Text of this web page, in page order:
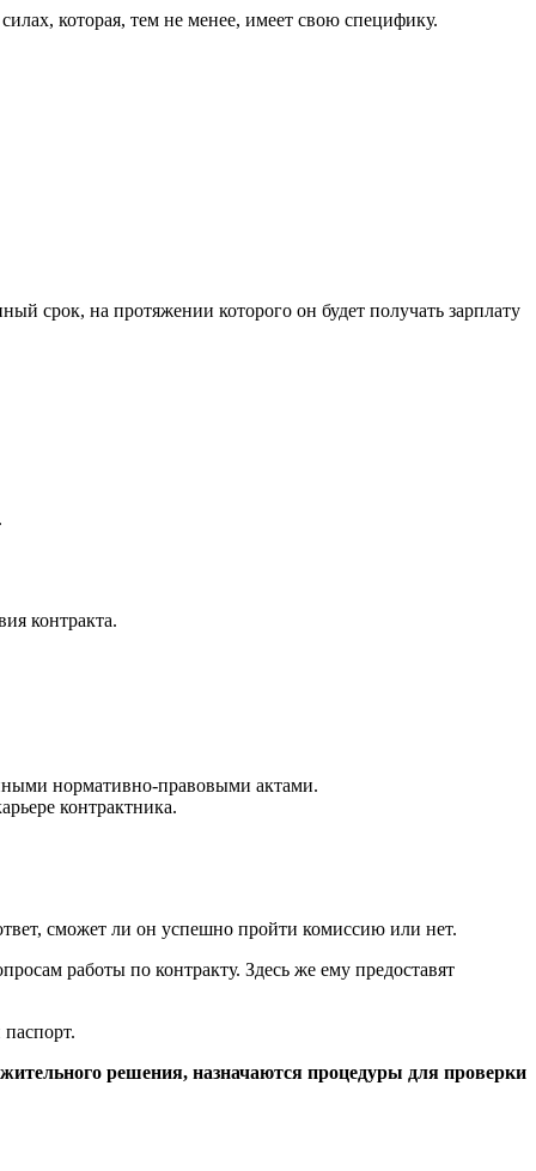
которая, тем не менее, имеет свою специфику.
срок, на протяжении которого он будет получать зарплату
контракта.
нормативно-правовыми актами.
контрактника.
сможет ли он успешно пройти комиссию или нет.
работы по контракту. Здесь же ему предоставят
решения, назначаются процедуры для проверки